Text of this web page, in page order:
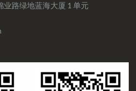
路绿地蓝海大厦 1 单元